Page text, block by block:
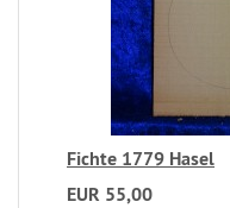
Fichte 1779 Hasel
EUR 55,00